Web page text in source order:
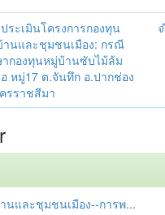
ระเมินโครงการกองทุน
นและชุมชนเมือง: กรณี
กองทุนหมู่บ้านซับไม้ล้ม
หมู่17 ต.จันทึก อ.ปากช่อง
รราชสีมา
นและชุมชนเมือง--การพ...